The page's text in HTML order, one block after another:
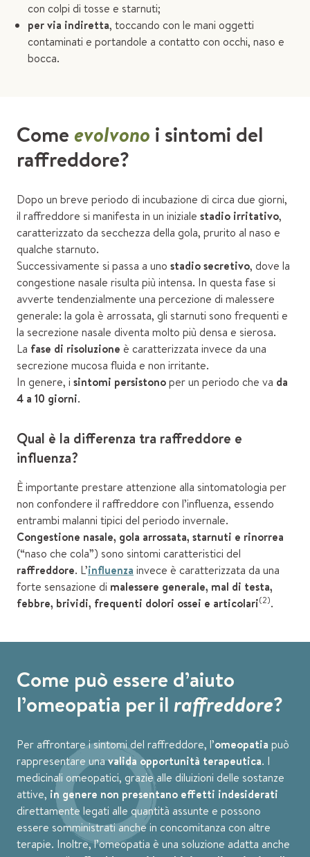
con colpi di tosse e starnuti;
per via indiretta, toccando con le mani oggetti
contaminati e portandole a contatto con occhi, naso e
bocca.
Comeevolvono i sintomi del
raffreddore?
Dopo un breve periodo di incubazione di circa due giorni,
il raffreddore si manifesta in un iniziale stadio irritativo,
caratterizzato da secchezza della gola, prurito al naso e
qualche starnuto.
Successivamente si passa a uno stadio secretivo, dove la
congestione nasale risulta più intensa. In questa fase si
avverte tendenzialmente una percezione di malessere
generale: la gola è arrossata, gli starnuti sono frequenti e
la secrezione nasale diventa molto più densa e sierosa.
La fase di risoluzione è caratterizzata invece da una
secrezione mucosa fluida e non irritante.
In genere, i sintomi persistonoper un periodo che va da
4 a 10 giorni.
Qual è la differenza tra raffreddore e
influenza?
È importante prestare attenzione alla sintomatologia per
non confondere il raffreddore con l’influenza, essendo
entrambi malanni tipici del periodo invernale.
Congestione nasale, gola arrossata, starnuti e rinorrea
(“naso che cola”) sono sintomi caratteristici del
raffreddore. L’influenza invece è caratterizzata da una
forte sensazione di malessere generale, mal di testa,
febbre, brividi, frequenti dolori ossei e articolari(2).
Come può essere d’aiuto
l’omeopatia per ilraffreddore?
Per affrontare i sintomi del raffreddore, l’omeopatia può
rappresentare unavalida opportunità terapeutica. I
medicinali omeopatici, grazie alle diluizioni delle sostanze
attive, in genere non presentano effetti indesiderati
direttamente legati alle quantità assunte e possono
essere somministrati anche in concomitanza con altre
terapie. Inoltre, l’omeopatia è una soluzione adatta anche